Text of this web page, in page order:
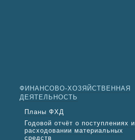
ФИНАНСОВО-ХОЗЯЙСТВЕННАЯ
ДЕЯТЕЛЬНОСТЬ
Планы ФХД
Годовой отчёт о поступлениях и
расходовании материальных
средств